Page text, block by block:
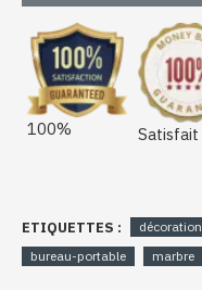
100% Satisfait
ETIQUETTES : décoration
bureau-portable
marbre